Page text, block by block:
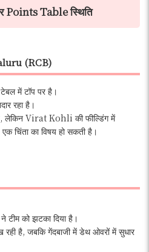
Points Table स्थिति
(RCB)
में टॉप पर है।
रहा है।
है, लेकिन Virat Kohli की फील्डिंग में
चिंता का विषय हो सकती है।
टीम को झटका दिया है।
है, जबकि गेंदबाजी में डेथ ओवरों में सुधार